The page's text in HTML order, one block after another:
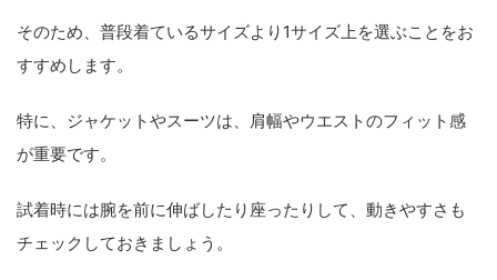
そのため、普段着ているサイズより1サイズ上を選ぶことをお
すすめします。
特に、ジャケットやスーツは、肩幅やウエストのフィット感
が重要です。
試着時には腕を前に伸ばしたり座ったりして、動きやすさも
チェックしておきましょう。